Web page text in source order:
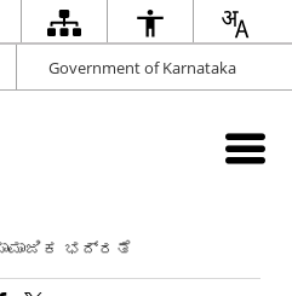
Government of Karnataka
ಭದ್ರತೆ